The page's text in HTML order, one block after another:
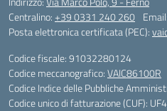
Centralino:+39 0331 240 260 Email:
Posta elettronica certificata (PEC):
Codice fiscale: 91032280124
Codice meccanografico:VAIC86100R
Codice Indice delle Pubbliche
Codice unico di fatturazione (CUF):